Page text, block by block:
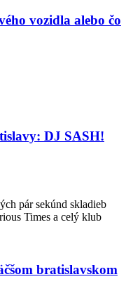
vozidla alebo čo
DJ SASH!
pár sekúnd skladieb
Times a celý klub
bratislavskom